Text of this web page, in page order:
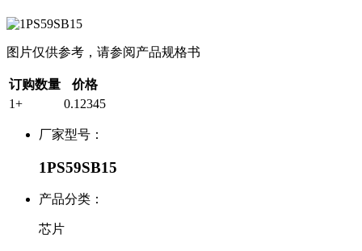
图片仅供参考，请参阅产品规格书
订购数量
价格
1+
0.12345
厂家型号：
1PS59SB15
产品分类：
芯片